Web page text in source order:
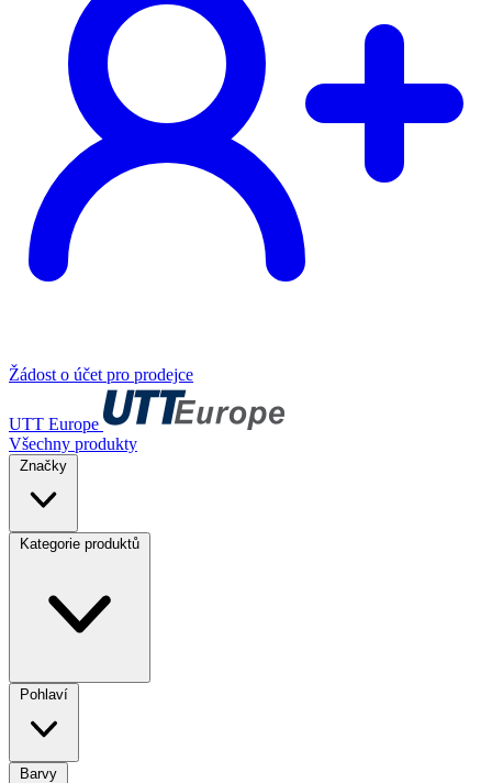
Žádost o účet pro prodejce
UTT Europe
Všechny produkty
Značky
Kategorie produktů
Pohlaví
Barvy